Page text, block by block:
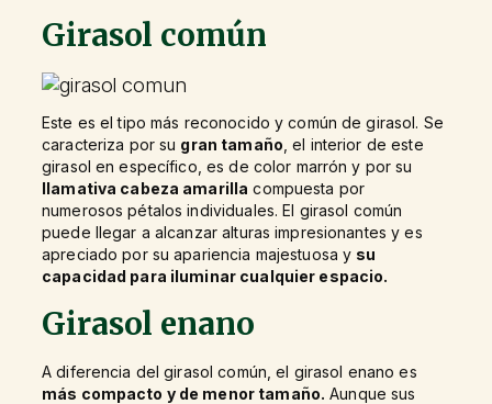
Girasol común
Este es el tipo más reconocido y común de girasol. Se
caracteriza por su gran tamaño , el interior de este
girasol en específico, es de color marrón y por su
llamativa cabeza amarilla compuesta por
numerosos pétalos individuales. El girasol común
puede llegar a alcanzar alturas impresionantes y es
apreciado por su apariencia majestuosa y su
capacidad para iluminar cualquier espacio.
Girasol enano
A diferencia del girasol común, el girasol enano es
más compacto y de menor tamaño. Aunque sus